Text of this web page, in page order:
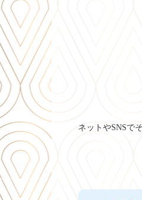
ネットやSNSで